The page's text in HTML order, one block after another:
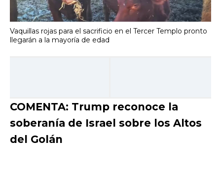
Vaquillas rojas para el sacrificio en el Tercer Templo pronto
llegarán a la mayoría de edad
COMENTA: Trump reconoce la
soberanía de Israel sobre los Altos
del Golán